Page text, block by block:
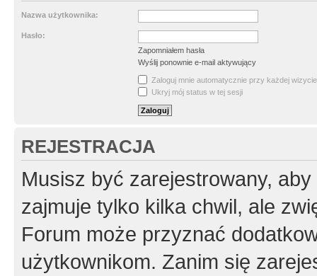
Nazwa użytkownika:
Hasło:
Zapomniałem hasła
Wyślij ponownie e-mail aktywujący
Zaloguj mnie automatycznie przy każdej wizycie
Ukryj mój status w tej sesji
REJESTRACJA
Musisz być zarejestrowany,
zajmuje tylko kilka chwil, ale
Forum może przyznać
użytkownikom. Zanim się